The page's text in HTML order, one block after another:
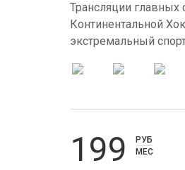
Трансляции главных
Континентальной
экстремальный
199
РУБ
МЕС